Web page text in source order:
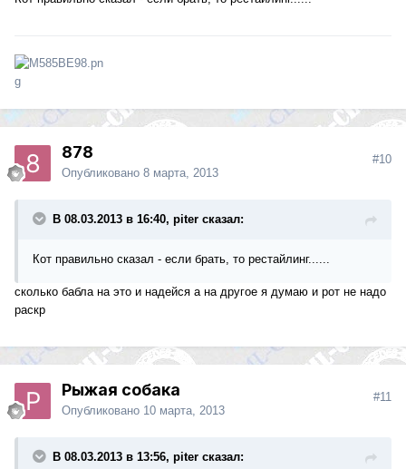
878
Опубликовано 8 марта, 2013
#10
В 08.03.2013 в 16:40, piter сказал:
Кот правильно сказал - если брать, то рестайлинг......
сколько бабла на это и надейся а на другое я думаю и рот не надо
раскр
Рыжая собака
Опубликовано 10 марта, 2013
#11
В 08.03.2013 в 13:56, piter сказал: